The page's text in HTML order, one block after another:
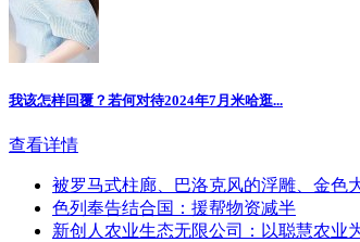
我该怎样回覆？若何对待2024年7月米哈逛...
查看详情
被罗马式柱廊、巴洛克风的浮雕、金色
色列奉告结合国：援帮物资减半
新创人农业生态无限公司：以聪慧农业